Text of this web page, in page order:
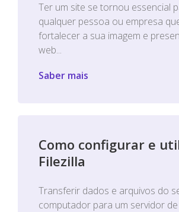
Ter um site se tornou essencial
qualquer pessoa ou empresa
fortalecer a sua imagem e
web...
Saber mais
Como configurar e
Filezilla
Transferir dados e arquivos do
computador para um servidor de